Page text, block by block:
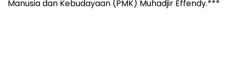
Manusia dan Kebudayaan (PMK) Muhadjir Effendy.***